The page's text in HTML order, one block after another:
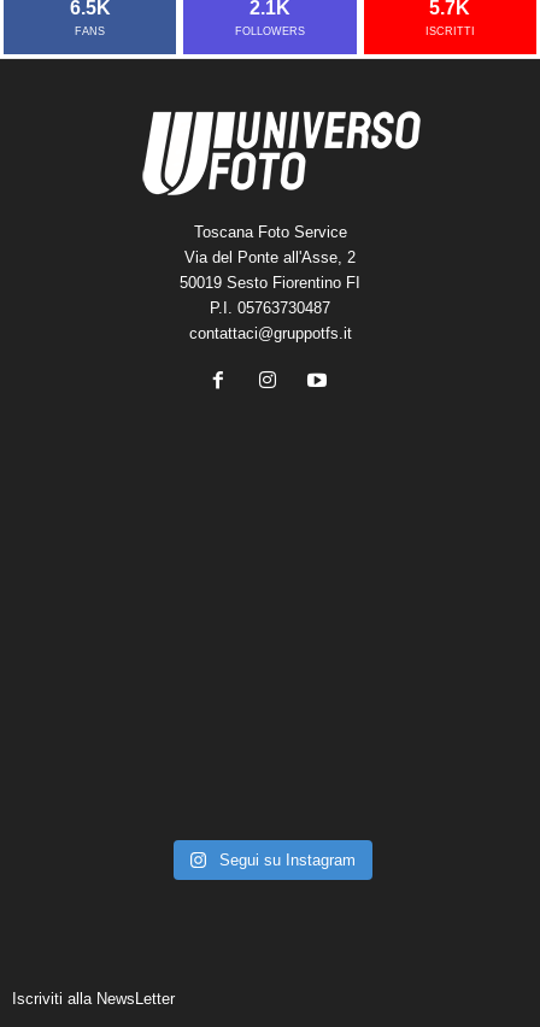
6.5K
FANS
2.1K
FOLLOWERS
5.7K
ISCRITTI
Toscana Foto Service
Via del Ponte all'Asse, 2
50019 Sesto Fiorentino FI
P.I. 05763730487
contattaci@gruppotfs.it
Segui su Instagram
Iscriviti alla NewsLetter